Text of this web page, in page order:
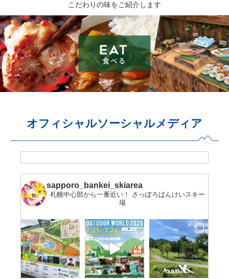
こだわりの味をご紹介します
オフィシャルソーシャルメディア
sapporo_bankei_skiarea
札幌中心部から一番近い！
さっぽろばんけいスキー
場⠀⠀